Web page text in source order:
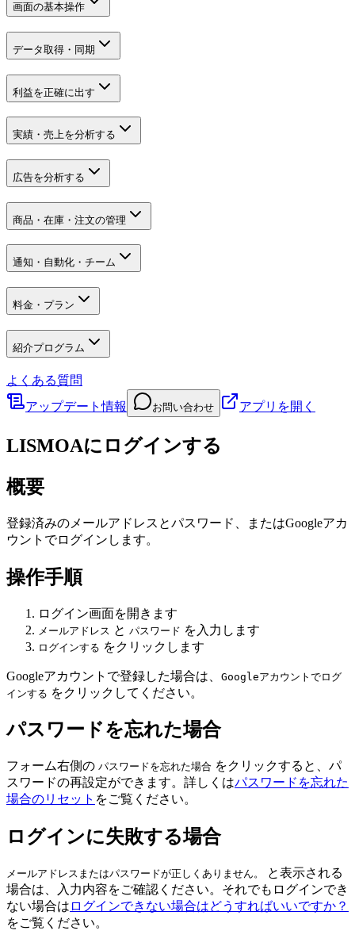
画面の基本操作
データ取得・同期
利益を正確に出す
実績・売上を分析する
広告を分析する
商品・在庫・注文の管理
通知・自動化・チーム
料金・プラン
紹介プログラム
よくある質問
アップデート情報
お問い合わせ アプリを開く
LISMOAにログインする
概要
登録済みのメールアドレスとパスワード、またはGoogleアカ
ウントでログインします。
操作手順
ログイン画面を開きます
メールアドレス と パスワード を入力します
ログインする をクリックします
Googleアカウントで登録した場合は、 Googleアカウントでログ
インする をクリックしてください。
パスワードを忘れた場合
フォーム右側の パスワードを忘れた場合 をクリックすると、パ
スワードの再設定ができます。詳しくはパスワードを忘れた
場合のリセット をご覧ください。
ログインに失敗する場合
メールアドレスまたはパスワードが正しくありません。
と表示される
場合は、入力内容をご確認ください。それでもログインでき
ない場合は ログインできない場合はどうすればいいですか？
をご覧ください。